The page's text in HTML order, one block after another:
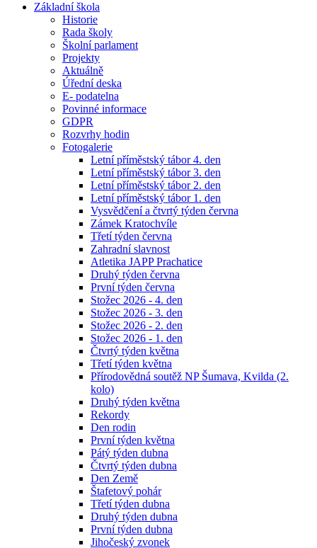
Základní škola
Historie
Rada školy
Školní parlament
Projekty
Aktuálně
Úřední deska
E- podatelna
Povinné informace
GDPR
Rozvrhy hodin
Fotogalerie
Letní příměstský tábor 4. den
Letní příměstský tábor 3. den
Letní příměstský tábor 2. den
Letní příměstský tábor 1. den
Vysvědčení a čtvrtý týden června
Zámek Kratochvíle
Třetí týden června
Zahradní slavnost
Atletika JAPP Prachatice
Druhý týden června
První týden června
Stožec 2026 - 4. den
Stožec 2026 - 3. den
Stožec 2026 - 2. den
Stožec 2026 - 1. den
Čtvrtý týden května
Třetí týden května
Přírodovědná soutěž NP Šumava, Kvilda (2.
kolo)
Druhý týden května
Rekordy
Den rodin
První týden května
Pátý týden dubna
Čtvrtý týden dubna
Den Země
Štafetový pohár
Třetí týden dubna
Druhý týden dubna
První týden dubna
Jihočeský zvonek